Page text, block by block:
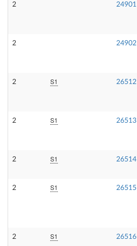
2 24901
2 24902
2 S1 26512
2 S1 26513
2 S1 26514
2 S1 26515
2 S1 26516